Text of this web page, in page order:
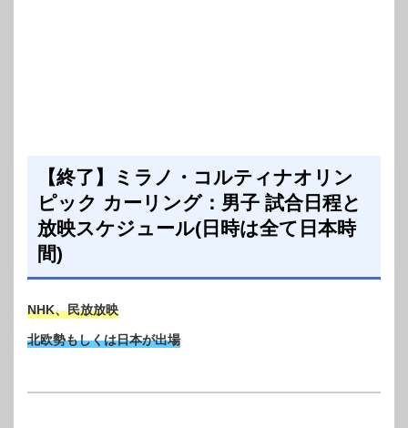
【終了】ミラノ・コルティナオリン
ピック カーリング：男子 試合日程と
放映スケジュール(日時は全て日本時
間)
NHK、民放放映
北欧勢もしくは日本が出場